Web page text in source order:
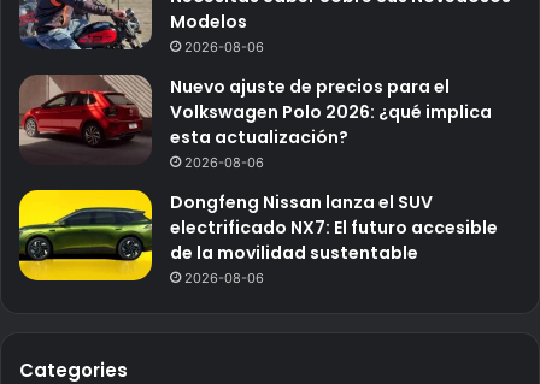
Modelos
2026-08-06
Nuevo ajuste de precios para el
Volkswagen Polo 2026: ¿qué implica
esta actualización?
2026-08-06
Dongfeng Nissan lanza el SUV
electrificado NX7: El futuro accesible
de la movilidad sustentable
2026-08-06
Categories